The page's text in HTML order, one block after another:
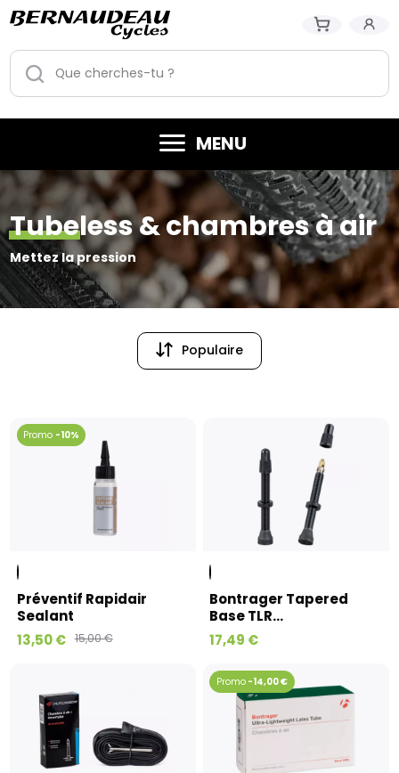
MENU
Tubeless & chambres à air
Mettez la pression
Populaire
-10%
Préventif Rapidair
Sealant
13,50 € 15,00 €
Bontrager Tapered
Base TLR...
17,49 €
-14,00 €